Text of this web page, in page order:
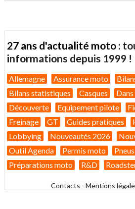
27 ans d'actualité moto :
informations depuis 1999 !
Allemagne Assurance moto
Bilans statistiques
Casques
Découverte
Equipement pilote
Freinage
GT Guides pratiques
Lobbying
Nouveautés 2026
Outil Agenda
Permis moto Pneus
Préparations moto
R&D
Contacts - Mentions